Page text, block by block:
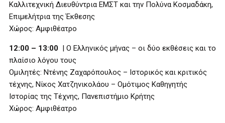
Καλλιτεχνική Διευθύντρια ΕΜΣΤ και την Πολύνα Κοσμαδάκη,
Επιμελήτρια της Έκθεσης
Χώρος: Αμφιθέατρο
12:00 – 13:00 | Ο Ελληνικός μήνας – οι δύο εκθέσεις και το
πλαίσιο λόγου τους
Ομιλητές: Ντένης Ζαχαρόπουλος – Ιστορικός και κριτικός
τέχνης, Νίκος Χατζηνικολάου – Ομότιμος Καθηγητής
Ιστορίας της Τέχνης, Πανεπιστήμιο Κρήτης
Χώρος: Αμφιθέατρο